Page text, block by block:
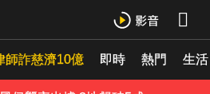
師詐慈濟10億 即時 熱門 生活
風直撲沖繩！ 獨家直擊那霸風雨
侵襲率出爐 2地飆破5成